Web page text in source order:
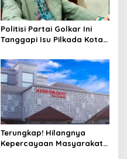
Politisi Partai Golkar Ini
Tanggapi Isu Pilkada Kota
Terungkap! Hilangnya
Kepercayaan Masyarakat